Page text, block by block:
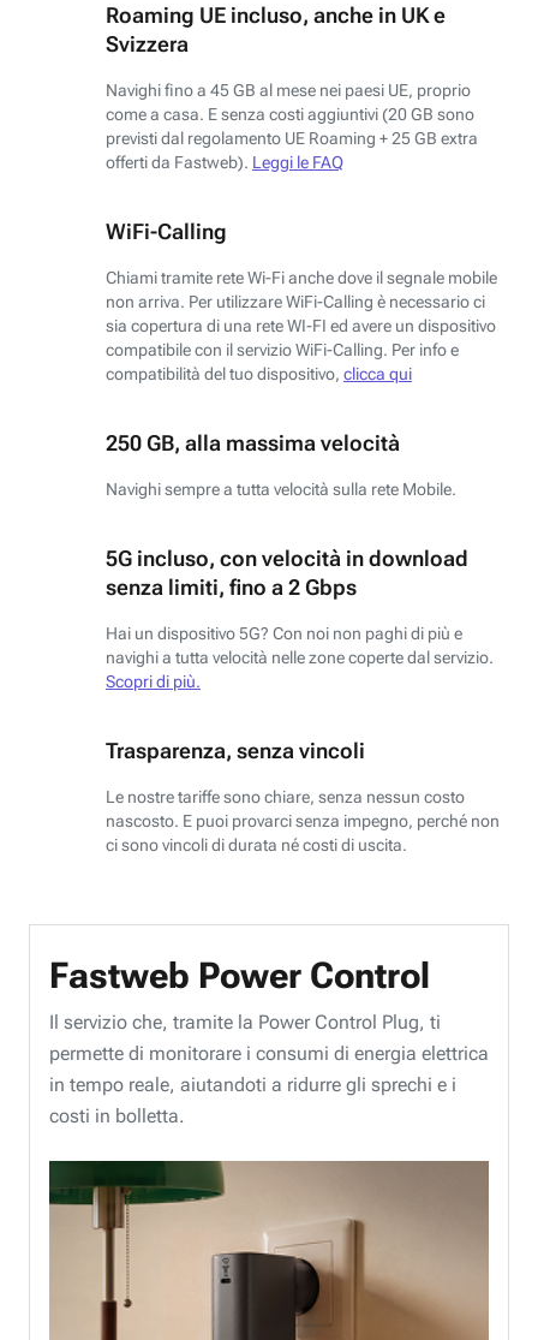
Roaming UE incluso, anche in UK e
Svizzera
Navighi fino a 45 GB al mese nei paesi UE, proprio
come a casa. E senza costi aggiuntivi (20 GB sono
previsti dal regolamento UE Roaming + 25 GB extra
offerti da Fastweb). Leggi le FAQ
WiFi-Calling
Chiami tramite rete Wi-Fi anche dove il segnale mobile
non arriva. Per utilizzare WiFi-Calling è necessario ci
sia copertura di una rete WI-FI ed avere un dispositivo
compatibile con il servizio WiFi-Calling. Per info e
compatibilità del tuo dispositivo, clicca qui
250 GB, alla massima velocità
Navighi sempre a tutta velocità sulla rete Mobile.
5G incluso, con velocità in download
senza limiti, fino a 2 Gbps
Hai un dispositivo 5G? Con noi non paghi di più e
navighi a tutta velocità nelle zone coperte dal servizio.
Scopri di più.
Trasparenza, senza vincoli
Le nostre tariffe sono chiare, senza nessun costo
nascosto. E puoi provarci senza impegno, perché non
ci sono vincoli di durata né costi di uscita.
Fastweb Power Control
Il servizio che, tramite la Power Control Plug, ti
permette di monitorare i consumi di energia elettrica
in tempo reale, aiutandoti a ridurre gli sprechi e i
costi in bolletta.